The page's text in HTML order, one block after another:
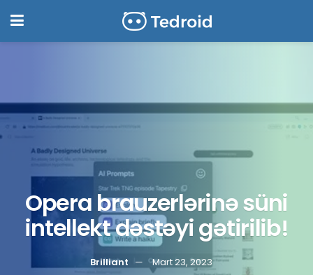
Opera brauzerlərinə süni
intellekt dəstəyi gətirilib!
Brilliant Mart 23, 2023